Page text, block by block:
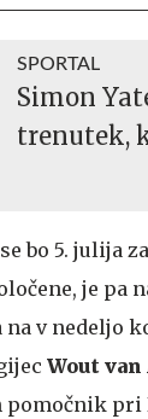
SPORTAL
Simon
trenutek,
bo 5. julija
je pa
na v nedeljo
Wout
pri